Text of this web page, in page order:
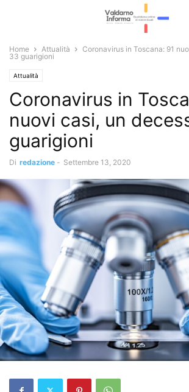
Home Attualità
Coronavirus in Toscana: 91
33 guarigioni
Attualità
Coronavirus in
nuovi casi, un
guarigioni
Di redazione - Settembre 13, 2020